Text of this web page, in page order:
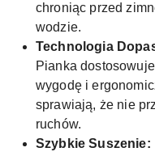
chroniąc przed
wodzie.
Technologia
Pianka
wygodę i
sprawiają, że nie
ruchów.
Szybkie Suszenie: